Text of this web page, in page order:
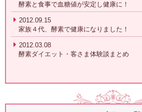
酵素と食事で血糖値が安定し健康に！
2012.09.15
家族４代、酵素で健康になりました！
2012.03.08
酵素ダイエット・客さま体験談まとめ